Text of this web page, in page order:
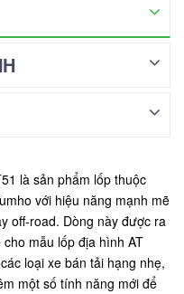
là sản phẩm lốp thuộc
với hiệu năng mạnh mẽ
off-road. Dòng này được ra
mẫu lốp địa hình AT
loại xe bán tải hạng nhẹ,
một số tính năng mới để